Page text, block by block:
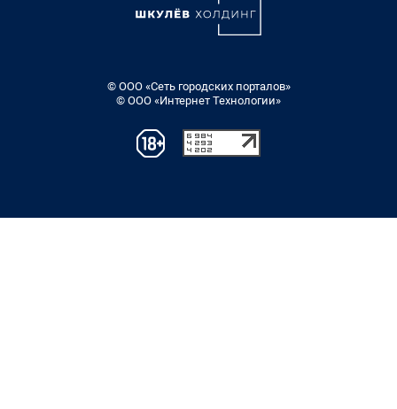
© ООО «Сеть городских порталов»
© ООО «Интернет Технологии»